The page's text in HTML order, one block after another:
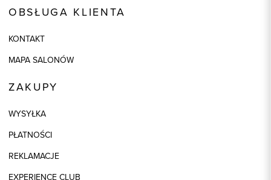
OBSŁUGA KLIENTA
KONTAKT
MAPA SALONÓW
ZAKUPY
WYSYŁKA
PŁATNOŚCI
REKLAMACJE
EXPERIENCE CLUB